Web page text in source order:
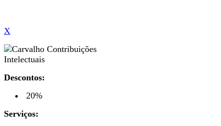
X
Descontos:
20%
Serviços: